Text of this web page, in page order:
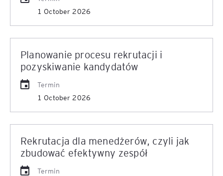
1 October 2026
Planowanie procesu rekrutacji i
pozyskiwanie kandydatów
Termin
1 October 2026
Rekrutacja dla menedżerów, czyli jak
zbudować efektywny zespół
Termin